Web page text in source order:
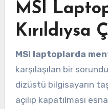
MSI
Kırıldıysa
MSI laptoplarda
karşılaşılan bir
dizüstü bilgisayarın
açılıp kapatılması